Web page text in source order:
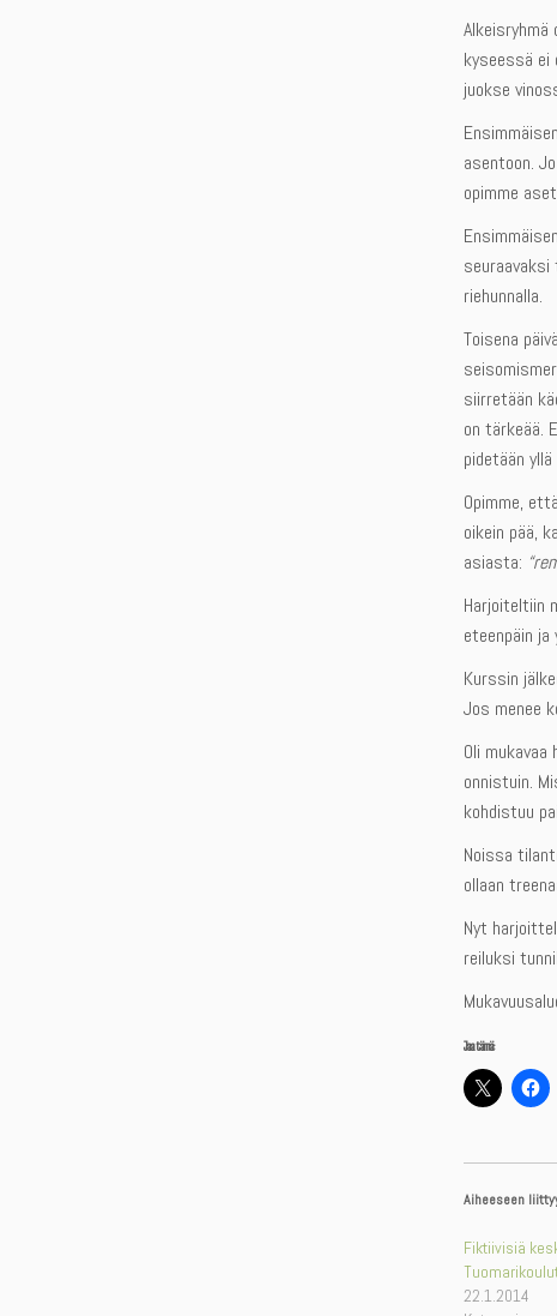
kyseessä ei
juokse
asentoon.
opimme
seuraavaksi
riehunnalla.
Toisena
siirretään
on tärkeää.
pidetään
Opimme,
oikein pää,
asiasta:
Harjoiteltiin
eteenpäin
Kurssin
Jos menee
Oli
onnistuin.
kohdistuu
Noissa
ollaan
Nyt
reiluksi
Jaa tämä:
Aiheeseen
Fiktiivisiä
22.1.2014